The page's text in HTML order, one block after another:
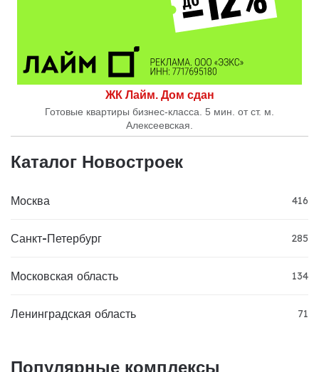
ЖК Лайм. Дом сдан
Готовые квартиры бизнес-класса. 5 мин. от ст. м.
Алексеевская.
Каталог Новостроек
Москва 416
Санкт-Петербург 285
Московская область 134
Ленинградская область 71
Популярные комплексы